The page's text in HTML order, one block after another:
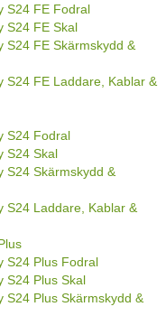
S24 FE Fodral
S24 FE Skal
S24 FE Skärmskydd &
S24 FE Laddare, Kablar &
S24 Fodral
S24 Skal
S24 Skärmskydd &
S24 Laddare, Kablar &
S24 Plus Fodral
S24 Plus Skal
S24 Plus Skärmskydd &